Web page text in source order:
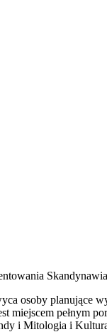
Skandynawia
osoby planujące
miejscem pełnym
i Mitologia i